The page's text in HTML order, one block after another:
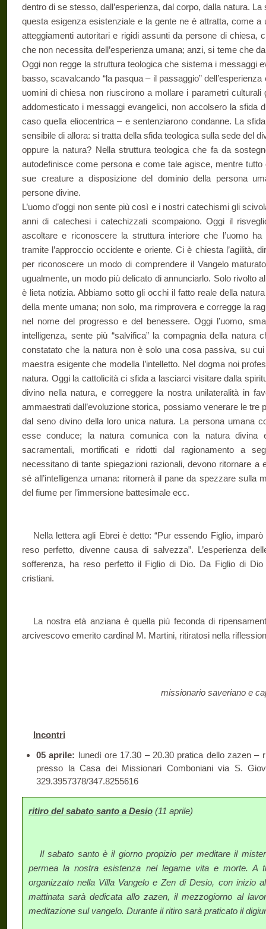
dentro di se stesso, dall’esperienza, dal corpo, dalla natura.
questa esigenza esistenziale e la gente ne è attratta, come
atteggiamenti autoritari e rigidi assunti da persone di chiesa,
che non necessita dell’esperienza umana; anzi, si teme che
Oggi non regge la struttura teologica che sistema i messaggi
basso, scavalcando “la pasqua – il passaggio”
uomini di chiesa non riuscirono a mollare i parametri
addomesticato i messaggi evangelici, non accolsero la sfida
caso quella eliocentrica – e sentenziarono condanne. La
sensibile di allora: si tratta della sfida teologica sulla sede del
oppure la natura? Nella struttura teologica che fa da
autodefinisce come persona e come tale agisce, mentre tutto
sue creature a disposizione del dominio della persona
persone divine.
L’uomo d’oggi non sente più così e i nostri catechismi gli
anni di catechesi i catechizzati scompaiono. Oggi il
ascoltare e riconoscere la struttura interiore che l’uomo
tramite l’approccio occidente e oriente. Ci è chiesta l’agilità,
per riconoscere un modo di comprendere il Vangelo
ugualmente, un modo più delicato di annunciarlo. Solo rivolto
è lieta notizia. Abbiamo sotto gli occhi il fatto reale della
della mente umana; non solo, ma rimprovera e corregge la
nel nome del progresso e del benessere. Oggi l’uomo,
intelligenza, sente più “salvifica” la compagnia della natura
constatato che la natura non è solo una cosa passiva, su
maestra esigente che modella l’intelletto. Nel dogma noi
natura. Oggi la cattolicità ci sfida a lasciarci visitare dalla
divino nella natura, e correggere la nostra unilateralità in
ammaestrati dall’evoluzione storica, possiamo venerare le tre
dal seno divino della loro unica natura. La persona umana
esse conduce; la natura comunica con la natura
sacramentali, mortificati e ridotti dal ragionamento a
necessitano di tante spiegazioni razionali, devono ritornare a
sé all’intelligenza umana: ritornerà il pane da spezzare sulla
del fiume per l’immersione battesimale ecc.
Nella lettera agli Ebrei è detto: “Pur essendo Figlio,
reso perfetto, divenne causa di salvezza”. L’esperienza
sofferenza, ha reso perfetto il Figlio di Dio. Da Figlio di
cristiani.
La nostra età anziana è quella più feconda di
arcivescovo emerito cardinal M. Martini, ritiratosi nella
missionario saveriano e
Incontri
05 aprile: lunedì ore 17.30 – 20.30 pratica dello zazen –
presso la Casa dei Missionari Comboniani via S.
329.3957378/347.8255616
ritiro del sabato santo a Desio (11 aprile)
Il sabato santo è il giorno propizio per meditare il
permea la nostra esistenza nel legame vita e morte. A
organizzato nella Villa Vangelo e Zen di Desio, con inizio
mattinata sarà dedicata allo zazen, il mezzogiorno al
meditazione sul vangelo. Durante il ritiro sarà praticato il